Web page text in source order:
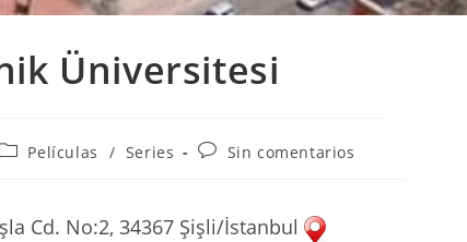
Üniversitesi
Categoría
Películas / Series
Comentarios
entrada:
Sin comentarios
Cd. No:2, 34367 Şişli/İstanbul